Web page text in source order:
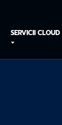
SERVICII CLOUD